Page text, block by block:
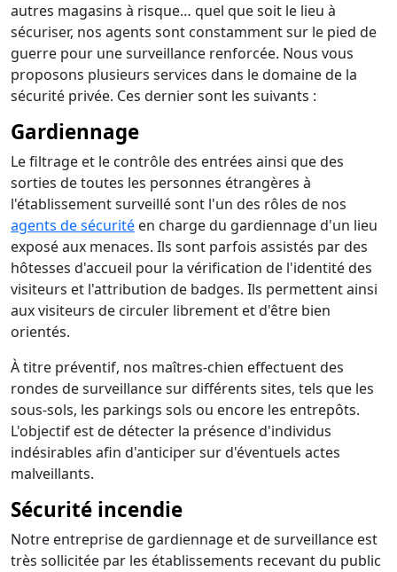
autres magasins à risque… quel que soit le lieu à
sécuriser, nos agents sont constamment sur le pied de
guerre pour une surveillance renforcée. Nous vous
proposons plusieurs services dans le domaine de la
sécurité privée. Ces dernier sont les suivants :
Gardiennage
Le filtrage et le contrôle des entrées ainsi que des
sorties de toutes les personnes étrangères à
l'établissement surveillé sont l'un des rôles de nos
agents de sécurité en charge du gardiennage d'un lieu
exposé aux menaces. Ils sont parfois assistés par des
hôtesses d'accueil pour la vérification de l'identité des
visiteurs et l'attribution de badges. Ils permettent ainsi
aux visiteurs de circuler librement et d'être bien
orientés.
À titre préventif, nos maîtres-chien effectuent des
rondes de surveillance sur différents sites, tels que les
sous-sols, les parkings sols ou encore les entrepôts.
L'objectif est de détecter la présence d'individus
indésirables afin d'anticiper sur d'éventuels actes
malveillants.
Sécurité incendie
Notre entreprise de gardiennage et de surveillance est
très sollicitée par les établissements recevant du public